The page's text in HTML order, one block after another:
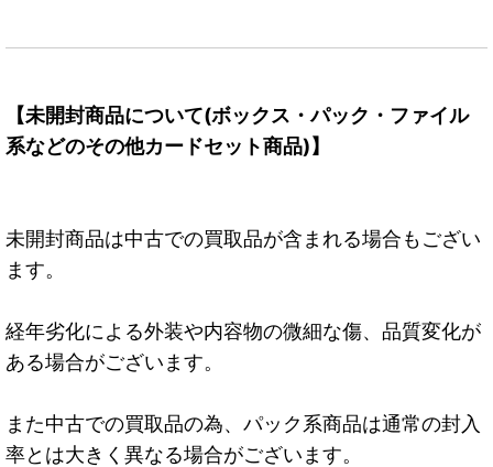
【未開封商品について(ボックス・パック・ファイル
系などのその他カードセット商品)】
未開封商品は中古での買取品が含まれる場合もござい
ます。
経年劣化による外装や内容物の微細な傷、品質変化が
ある場合がございます。
また中古での買取品の為、パック系商品は通常の封入
率とは大きく異なる場合がございます。